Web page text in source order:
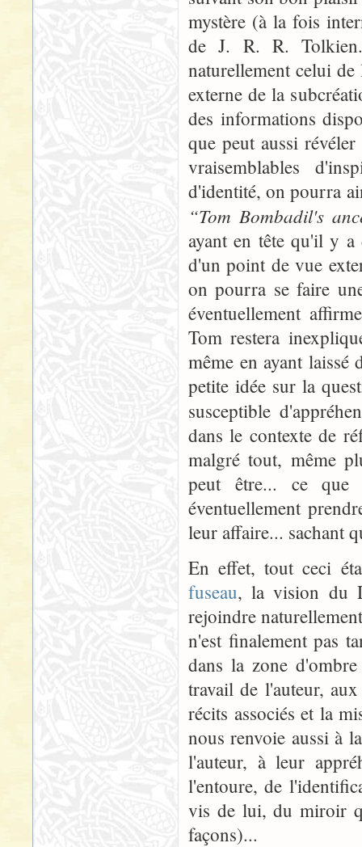
mystère (à la fois
de J. R. R.
naturellement celui
externe de la
des informations
que peut aussi
vraisemblables
d'identité, on pourra
“Tom Bombadil's
ayant en tête qu'il y
d'un point de vue
on pourra se faire
éventuellement
Tom restera
même en ayant laissé
petite idée sur la
susceptible
dans le contexte de
malgré tout, même
peut être... ce
éventuellement
leur affaire... sachant
En effet, tout ceci
fuseau, la vision du
rejoindre
n'est finalement pas
dans la zone
travail de l'auteur,
récits associés et la
nous renvoie aussi à
l'auteur, à leur
l'entoure, de
vis de lui, du miroir
façons)...